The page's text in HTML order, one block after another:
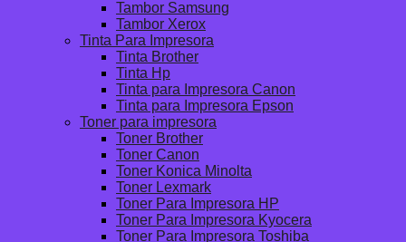
Tambor Samsung
Tambor Xerox
Tinta Para Impresora
Tinta Brother
Tinta Hp
Tinta para Impresora Canon
Tinta para Impresora Epson
Toner para impresora
Toner Brother
Toner Canon
Toner Konica Minolta
Toner Lexmark
Toner Para Impresora HP
Toner Para Impresora Kyocera
Toner Para Impresora Toshiba